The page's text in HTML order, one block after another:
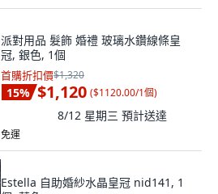
派對用品 髮飾 婚禮 玻璃水鑽線條皇
冠, 銀色, 1個
首購折扣價$1,320
15% $1,120 ($1120.00/1個)
8/12 星期三 預計送達
免運
Estella 自助婚紗水晶皇冠 nid141, 1